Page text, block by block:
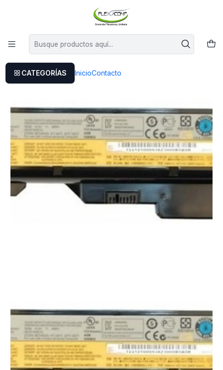
CATEGORÍAS InicioContacto
Este es el texto del slide